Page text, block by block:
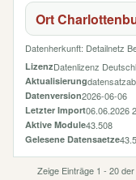
Ort
Datenherkunft: Detailnetz
LizenzDatenlizenz
Aktualisierung
Datenversion2026-06-06
Letzter Import06.06.2026
Aktive Module43.508
Gelesene Datensaetze
Zeige Einträge 1 - 20